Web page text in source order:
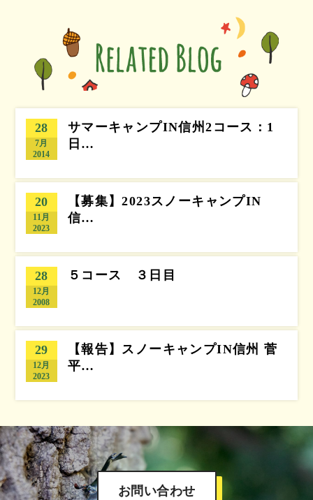
28
7月
2014
サマーキャンプIN信州2コース：1
日…
20
11月
2023
【募集】2023スノーキャンプIN
信…
28
12月
2008
５コース ３日目
29
12月
2023
【報告】スノーキャンプIN信州 菅
平…
お問い合わせ